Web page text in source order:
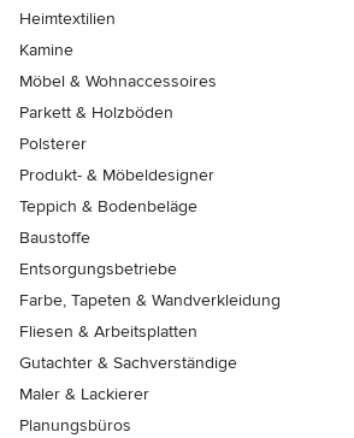
Heimtextilien
Kamine
Möbel & Wohnaccessoires
Parkett & Holzböden
Polsterer
Produkt- & Möbeldesigner
Teppich & Bodenbeläge
Baustoffe
Entsorgungsbetriebe
Farbe, Tapeten & Wandverkleidung
Fliesen & Arbeitsplatten
Gutachter & Sachverständige
Maler & Lackierer
Planungsbüros